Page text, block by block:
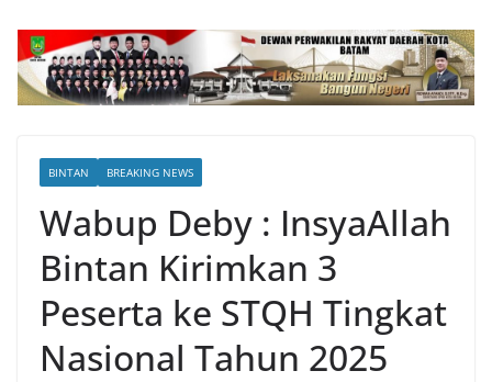
BINTAN BREAKING NEWS
Wabup Deby : InsyaAllah
Bintan Kirimkan 3
Peserta ke STQH Tingkat
Nasional Tahun 2025